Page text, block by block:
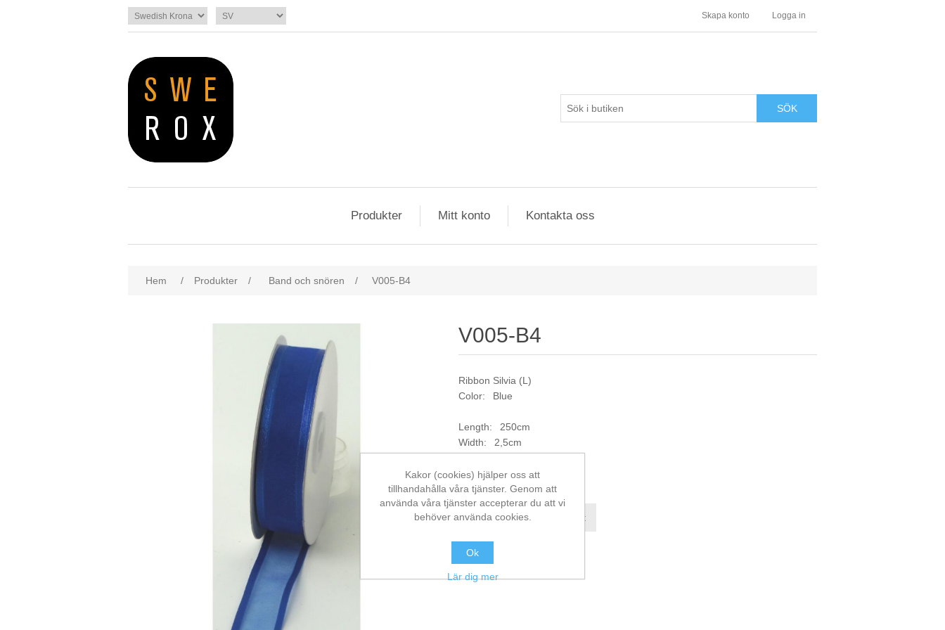
Skapa konto Logga in
SÖK
Produkter Mitt konto Kontakta oss
Hem / Produkter / Band och snören / V005-B4
V005-B4
Ribbon Silvia (L)
Color: Blue
Length: 250cm
Width: 2,5cm
Artikelnr: V005-B4
Jämför denna produkt
Kakor (cookies) hjälper oss att
tillhandahålla våra tjänster. Genom att
använda våra tjänster accepterar du att vi
behöver använda cookies.
Ok
Lär dig mer